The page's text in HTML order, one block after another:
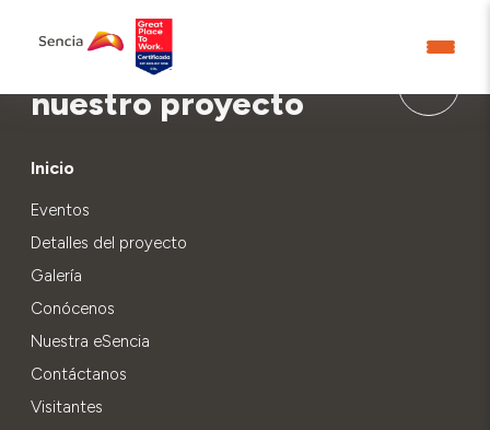
Aprende más sobre
nuestro proyecto
Inicio
Eventos
Detalles del proyecto
Galería
Conócenos
Nuestra eSencia
Contáctanos
Visitantes